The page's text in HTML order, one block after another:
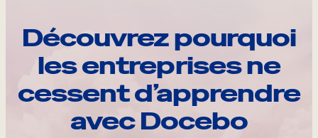
Découvrez pourquoi
les entreprises ne
cessent d’apprendre
avec Docebo